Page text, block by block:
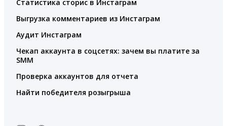
Статистика сторис в Инстаграм
Выгрузка комментариев из Инстаграм
Аудит Инстаграм
Чекап аккаунта в соцсетях: зачем вы платите за
SMM
Проверка аккаунтов для отчета
Найти победителя розыгрыша